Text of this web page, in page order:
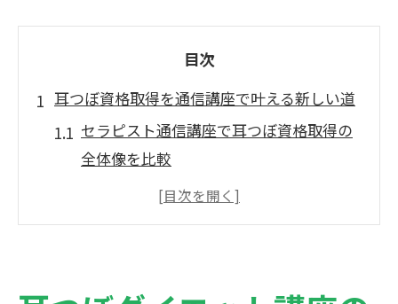
目次
耳つぼ資格取得を通信講座で叶える新しい道
セラピスト通信講座で耳つぼ資格取得の
全体像を比較
耳つぼ資格取得を目指すなら通信講座が
選ばれる理由